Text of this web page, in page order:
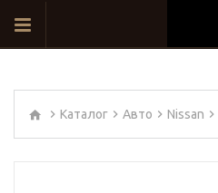
Каталог Авто Nissan